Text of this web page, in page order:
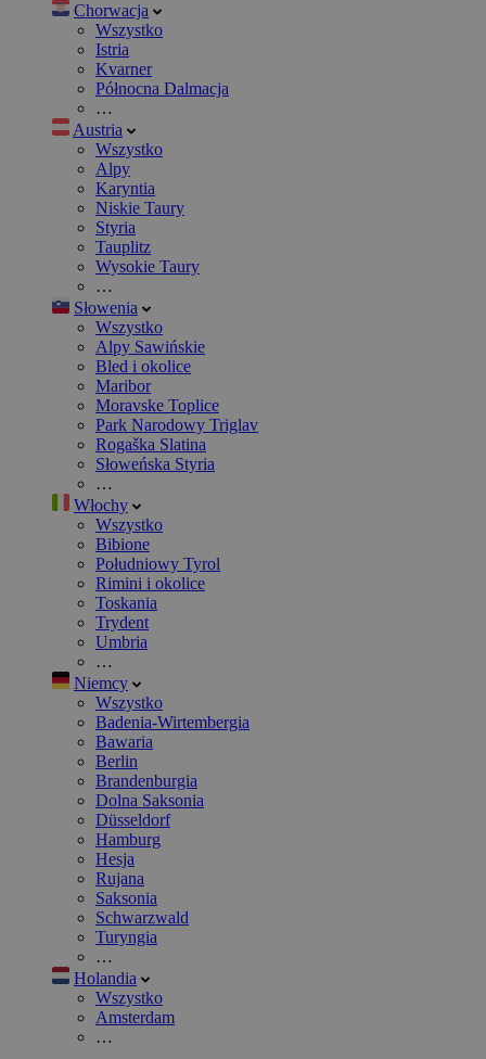
Chorwacja
Wszystko
Istria
Kvarner
Północna Dalmacja
…
Austria
Wszystko
Alpy
Karyntia
Niskie Taury
Styria
Tauplitz
Wysokie Taury
…
Słowenia
Wszystko
Alpy Sawińskie
Bled i okolice
Maribor
Moravske Toplice
Park Narodowy Triglav
Rogaška Slatina
Słoweńska Styria
…
Włochy
Wszystko
Bibione
Południowy Tyrol
Rimini i okolice
Toskania
Trydent
Umbria
…
Niemcy
Wszystko
Badenia-Wirtembergia
Bawaria
Berlin
Brandenburgia
Dolna Saksonia
Düsseldorf
Hamburg
Hesja
Rujana
Saksonia
Schwarzwald
Turyngia
…
Holandia
Wszystko
Amsterdam
…